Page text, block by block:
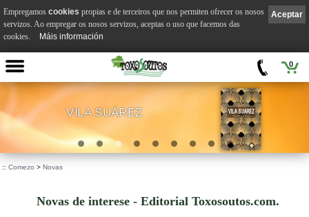
0
VILA SUÁREZ
:: Comezo > Novas
Novas de interese - Editorial Toxosoutos.com.
Aceptar
Empregamos cookies propias e de terceiros que nos permiten ofrecer os nosos
servizos. Ao empregar os nosos servizos, aceptas o uso que facemos das
cookies.
Máis información